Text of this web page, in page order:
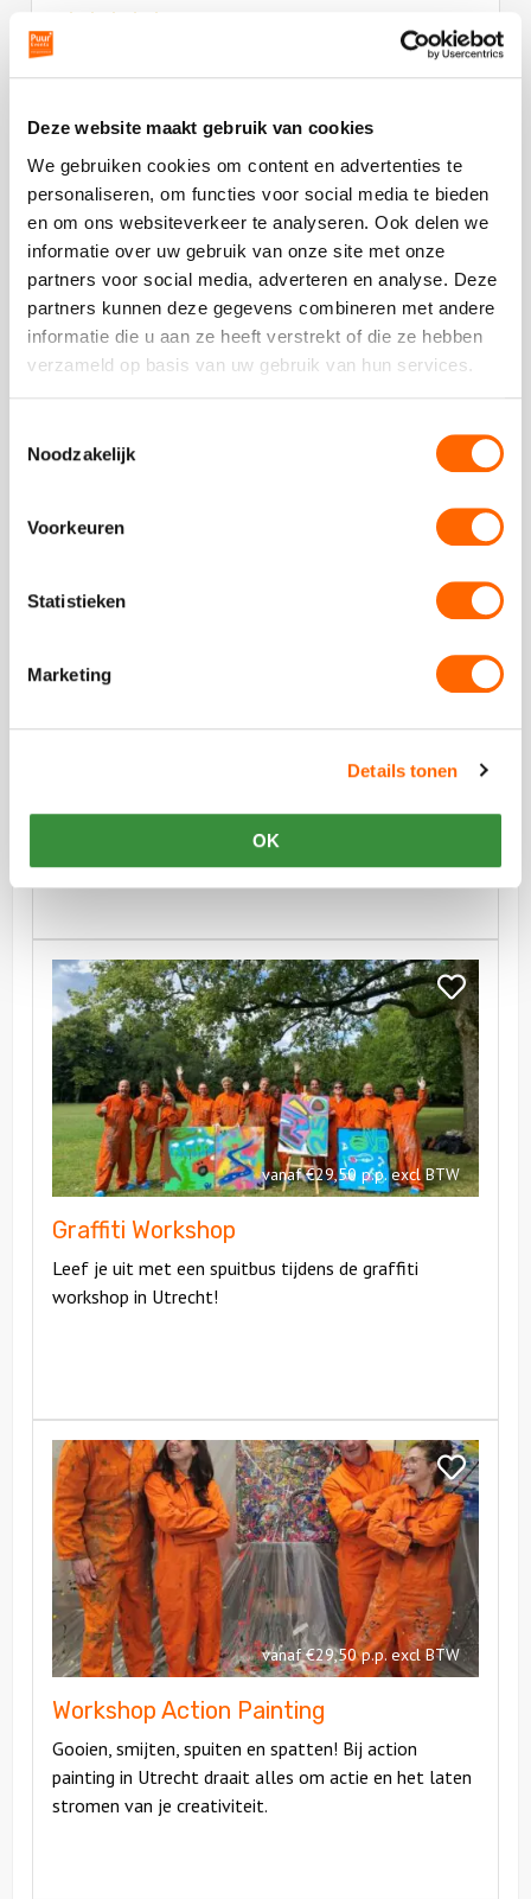
Deze website maakt gebruik van cookies
We gebruiken cookies om content en advertenties te
personaliseren, om functies voor social media te bieden
en om ons websiteverkeer te analyseren. Ook delen we
informatie over uw gebruik van onze site met onze
partners voor social media, adverteren en analyse. Deze
partners kunnen deze gegevens combineren met andere
informatie die u aan ze heeft verstrekt of die ze hebben
verzameld op basis van uw gebruik van hun services.
Noodzakelijk
Voorkeuren
Statistieken
Marketing
Details tonen
OK
5
- Jenny van der Laan | Diakonessenhuis
Plaats een review
Bekijk alle reviews
Bekijk
Bob
Workshop
vanaf €37,50 p.p. excl BTW
gezelligheid, plezier en een onvergetelijke belevenis.
Leer landschappen schilderen als Bob Ross!
Ross
Bekijk
Graffiti
Workshop
vanaf €29,50 p.p. excl BTW
Graffiti Workshop
Leef je uit met een spuitbus tijdens de graffiti
workshop in Utrecht!
Graffiti
Workshop
Bekijk
Workshop
Action
Painting
vanaf €29,50 p.p. excl BTW
Workshop Action Painting
Gooien, smijten, spuiten en spatten! Bij action
painting in Utrecht draait alles om actie en het laten
stromen van je creativiteit.
Workshop
Action
Painting